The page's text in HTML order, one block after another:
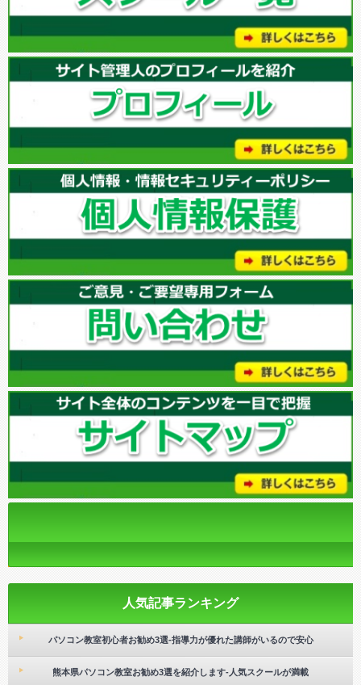
人気記事ランキング
パソコン教室初心者お勧め3選-指導力が優れた講師がいるので安心
熊本県パソコン教室お勧め3選を紹介します-人気スクールが満載